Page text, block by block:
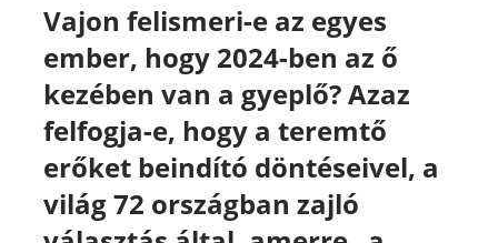
Vajon felismeri-e az egyes
ember, hogy 2024-ben az ő
kezében van a gyeplő?Azaz
felfogja-e, hogy a teremtő
erőket beindító döntéseivel, a
világ 72 országban zajló